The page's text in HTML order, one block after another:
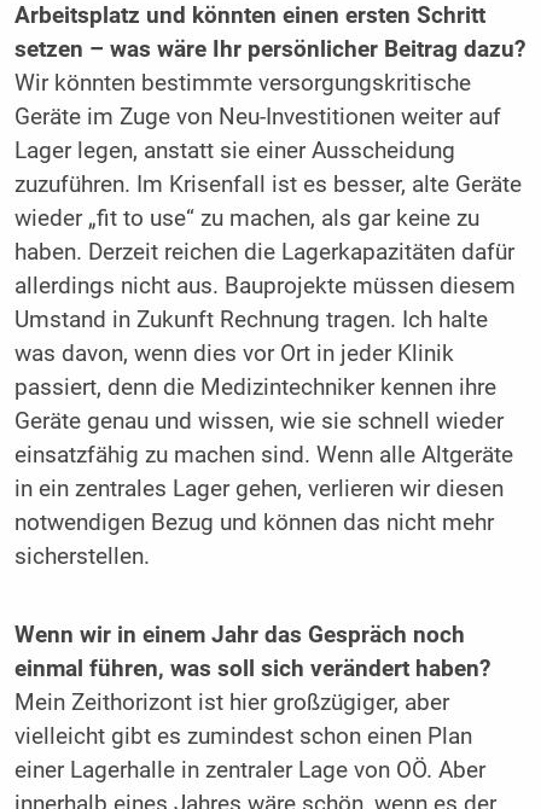
Arbeitsplatz und könnten einen ersten Schritt
setzen – was wäre Ihr persönlicher Beitrag dazu?
Wir könnten bestimmte versorgungskritische
Geräte im Zuge von Neu-Investitionen weiter auf
Lager legen, anstatt sie einer Ausscheidung
zuzuführen. Im Krisenfall ist es besser, alte Geräte
wieder „fit to use“ zu machen, als gar keine zu
haben. Derzeit reichen die Lagerkapazitäten dafür
allerdings nicht aus. Bauprojekte müssen diesem
Umstand in Zukunft Rechnung tragen. Ich halte
was davon, wenn dies vor Ort in jeder Klinik
passiert, denn die Medizintechniker kennen ihre
Geräte genau und wissen, wie sie schnell wieder
einsatzfähig zu machen sind. Wenn alle Altgeräte
in ein zentrales Lager gehen, verlieren wir diesen
notwendigen Bezug und können das nicht mehr
sicherstellen.
Wenn wir in einem Jahr das Gespräch noch
einmal führen, was soll sich verändert haben?
Mein Zeithorizont ist hier großzügiger, aber
vielleicht gibt es zumindest schon einen Plan
einer Lagerhalle in zentraler Lage von OÖ. Aber